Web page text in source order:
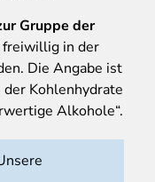
Gruppe der
freiwillig in der
Die Angabe ist
Kohlenhydrate
Alkohole“.